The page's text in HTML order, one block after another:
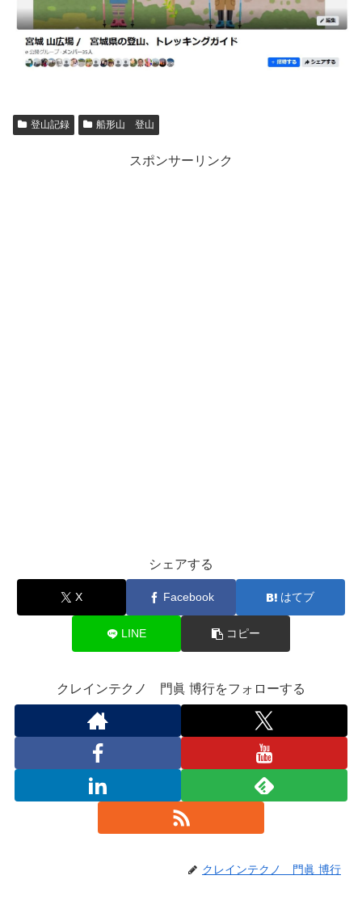
登山記録 船形山 登山
スポンサーリンク
シェアする
X Facebook はてブ
LINE コピー
クレインテクノ 門眞 博行をフォローする
クレインテクノ 門眞 博行